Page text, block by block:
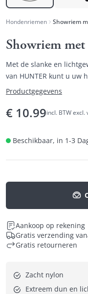
Hondenriemen
Showriem met
Met de slanke en
van HUNTER kunt u uw
zonder dat de riem het
Productgegevens
€ 10.99incl. BTW
Beschikbaar, in 1-3
Aankoop op rekening
Gratis verzending
Gratis retourneren
Zacht nylon
Extreem dun en